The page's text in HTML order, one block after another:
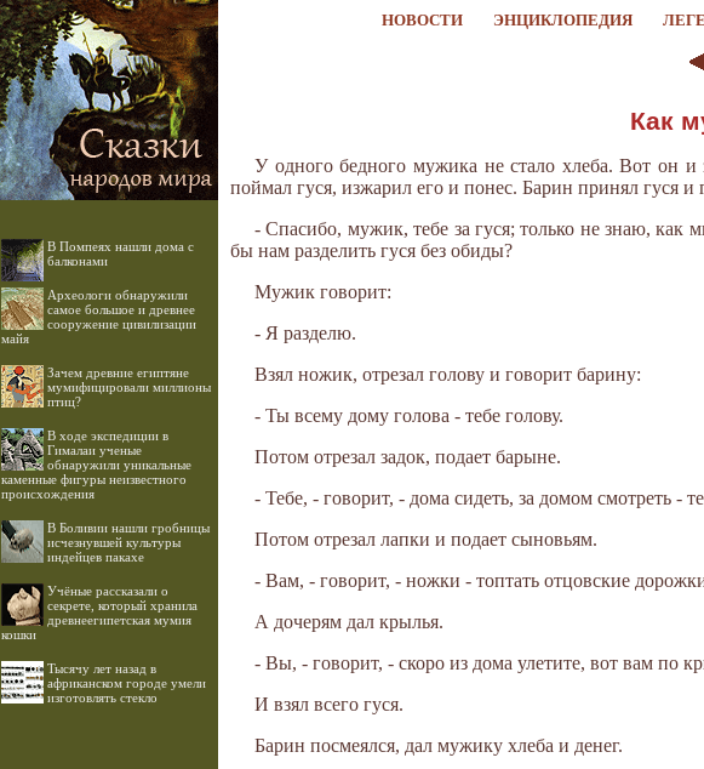
НОВОСТИ ЭНЦИКЛОПЕДИЯ
В Помпеях нашли дома с
балконами
Археологи обнаружили
самое большое и древнее
сооружение цивилизации
майя
Зачем древние египтяне
мумифицировали миллионы
птиц?
В ходе экспедиции в
Гималаи ученые
обнаружили уникальные
каменные фигуры неизвестного
происхождения
В Боливии нашли гробницы
исчезнувшей культуры
индейцев пакахе
Учёные рассказали о
секрете, который хранила
древнеегипетская мумия
кошки
Тысячу лет назад в
африканском городе умели
изготовлять стекло
Как
У одного бедного мужика не стало хлеба. Вот он
поймал гуся, изжарил его и понес. Барин принял гуся и
- Спасибо, мужик, тебе за гуся; только не знаю, как
бы нам разделить гуся без обиды?
Мужик говорит:
- Я разделю.
Взял ножик, отрезал голову и говорит барину:
- Ты всему дому голова - тебе голову.
Потом отрезал задок, подает барыне.
- Тебе, - говорит, - дома сидеть, за домом смотреть -
Потом отрезал лапки и подает сыновьям.
- Вам, - говорит, - ножки - топтать отцовские
А дочерям дал крылья.
- Вы, - говорит, - скоро из дома улетите, вот вам по
И взял всего гуся.
Барин посмеялся, дал мужику хлеба и денег.